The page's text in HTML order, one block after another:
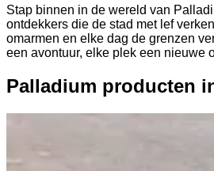
Stap binnen in de wereld van
ontdekkers die de stad met lef
omarmen en elke dag de grenzen
een avontuur, elke plek een nieuwe
Palladium producten